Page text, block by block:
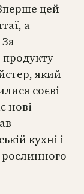
цей
а
який
соєві
нові
кухні і